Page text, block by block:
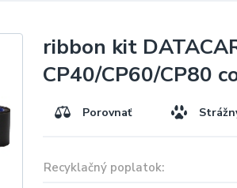
ribbon kit
CP40/CP60/CP80
Porovnať
Recyklačný poplatok